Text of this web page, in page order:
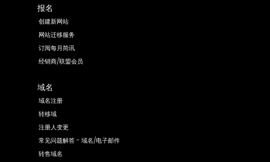
报名
创建新网站
网站迁移服务
订阅每月简讯
经销商/联盟会员
域名
域名注册
转移域
注册人变更
常见问题解答 - 域名/电子邮件
转售域名